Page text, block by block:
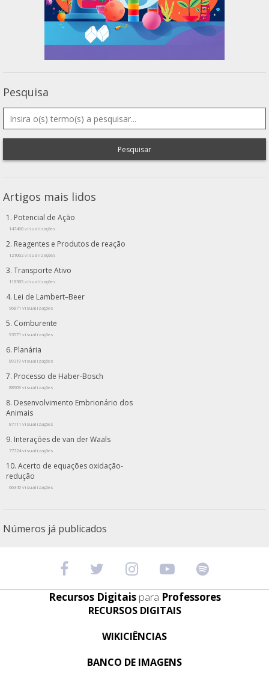
Pesquisa
Pesquisar
Artigos mais lidos
Potencial de Ação
147460 visualizações
Reagentes e Produtos de reação
121062 visualizações
Transporte Ativo
118385 visualizações
Lei de Lambert–Beer
96871 visualizações
Comburente
93571 visualizações
Planária
89319 visualizações
Processo de Haber-Bosch
88909 visualizações
Desenvolvimento Embrionário dos
Animais
87711 visualizações
Interações de van der Waals
77724 visualizações
Acerto de equações oxidação-
redução
66345 visualizações
Números já publicados
Recursos Digitais para Professores
RECURSOS DIGITAIS
WIKICIÊNCIAS
BANCO DE IMAGENS